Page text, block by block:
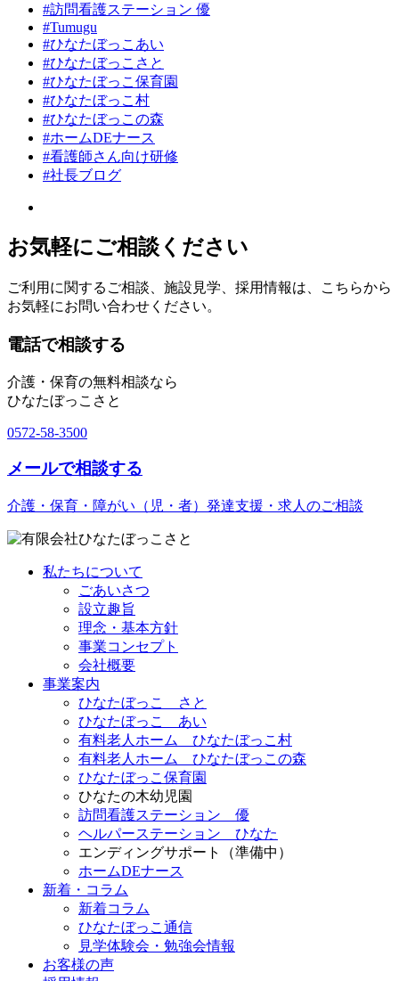
#訪問看護ステーション 優
#Tumugu
#ひなたぼっこあい
#ひなたぼっこさと
#ひなたぼっこ保育園
#ひなたぼっこ村
#ひなたぼっこの森
#ホームDEナース
#看護師さん向け研修
#社長ブログ
お気軽にご相談ください
ご利用に関するご相談、施設見学、採用情報は、こちらから
お気軽にお問い合わせください。
電話で相談する
介護・保育の無料相談なら
ひなたぼっこさと
0572-58-3500
メールで相談する
介護・保育・障がい（児・者）発達支援・求人のご相談
私たちについて
ごあいさつ
設立趣旨
理念・基本方針
事業コンセプト
会社概要
事業案内
ひなたぼっこ さと
ひなたぼっこ あい
有料老人ホーム ひなたぼっこ村
有料老人ホーム ひなたぼっこの森
ひなたぼっこ保育園
ひなたの木幼児園
訪問看護ステーション 優
ヘルパーステーション ひなた
エンディングサポート（準備中）
ホームDEナース
新着・コラム
新着コラム
ひなたぼっこ通信
見学体験会・勉強会情報
お客様の声